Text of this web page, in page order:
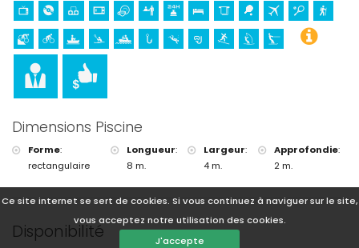
Ce site internet se sert de cookies. Si vous continuez à naviguer sur le site,
vous acceptez notre utilisation des cookies.
J'accepte
Dimensions Piscine
Forme:
rectangulaire
Longueur:
8 m.
Largeur:
4 m.
Approfondie:
2 m.
Disponibilité